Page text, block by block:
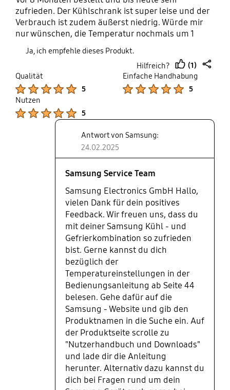
zufrieden. Der Kühlschrank ist super leise und der
Verbrauch ist zudem äußerst niedrig. Würde mir
nur wünschen, die Temperatur nochmals um 1
meinerseits.
Ja, ich empfehle dieses Produkt.
Hilfreich?
thumb
up
(1)
Qualität
5
Einfache Handhabung
5
Nutzen
5
Antwort von Samsung:
24.02.2025
Samsung Service Team
Samsung Electronics GmbH Hallo,
vielen Dank für dein positives
Feedback. Wir freuen uns, dass du
mit deiner Samsung Kühl - und
Gefrierkombination so zufrieden
bist. Gerne kannst du dich
bezüglich der
Temperatureinstellungen in der
Bedienungsanleitung ab Seite 44
belesen. Gehe dafür auf die
Samsung - Website und gib den
Produktnamen in die Suche ein. Auf
der Produktseite scrolle zu
"Nutzerhandbuch und Downloads"
und lade dir die Anleitung
herunter. Alternativ dazu kannst du
dich bei Fragen rund um dein